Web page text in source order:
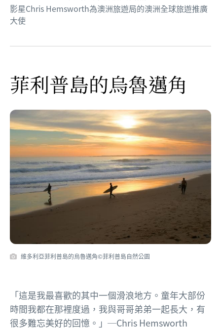
影星Chris Hemsworth為澳洲旅遊局的澳洲全球旅遊推廣
大使
菲利普島的烏魯邁角
維多利亞菲利普島的烏魯邁角©菲利普島自然公園
「這是我最喜歡的其中一個滑浪地方。童年大部份
時間我都在那裡度過，我與哥哥弟弟一起長大，有
很多難忘美好的回憶。」─Chris Hemsworth